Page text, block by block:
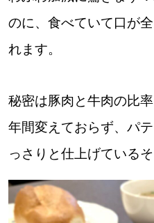
のに、食べていて口が
れます。
秘密は豚肉と牛肉の比
年間変えておらず、パ
っさりと仕上げているそ